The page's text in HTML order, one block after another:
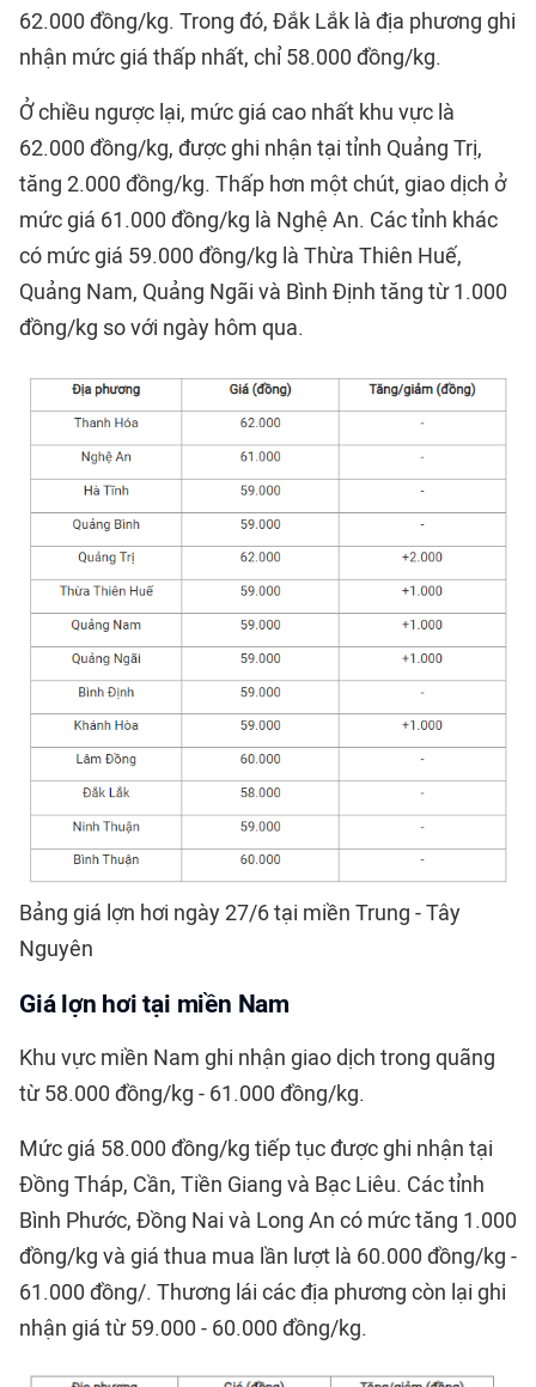
62.000 đồng/kg. Trong đó, Đắk Lắk là địa phương ghi
nhận mức giá thấp nhất, chỉ 58.000 đồng/kg.
Ở chiều ngược lại, mức giá cao nhất khu vực là
62.000 đồng/kg, được ghi nhận tại tỉnh Quảng Trị,
tăng 2.000 đồng/kg. Thấp hơn một chút, giao dịch ở
mức giá 61.000 đồng/kg là Nghệ An. Các tỉnh khác
có mức giá 59.000 đồng/kg là Thừa Thiên Huế,
Quảng Nam, Quảng Ngãi và Bình Định tăng từ 1.000
đồng/kg so với ngày hôm qua.
Bảng giá lợn hơi ngày 27/6 tại miền Trung - Tây
Nguyên
Giá lợn hơi tại miền Nam
Khu vực miền Nam ghi nhận giao dịch trong quãng
từ 58.000 đồng/kg - 61.000 đồng/kg.
Mức giá 58.000 đồng/kg tiếp tục được ghi nhận tại
Đồng Tháp, Cần, Tiền Giang và Bạc Liêu. Các tỉnh
Bình Phước, Đồng Nai và Long An có mức tăng 1.000
đồng/kg và giá thua mua lần lượt là 60.000 đồng/kg -
61.000 đồng/. Thương lái các địa phương còn lại ghi
nhận giá từ 59.000 - 60.000 đồng/kg.